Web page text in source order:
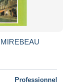
Professionnel